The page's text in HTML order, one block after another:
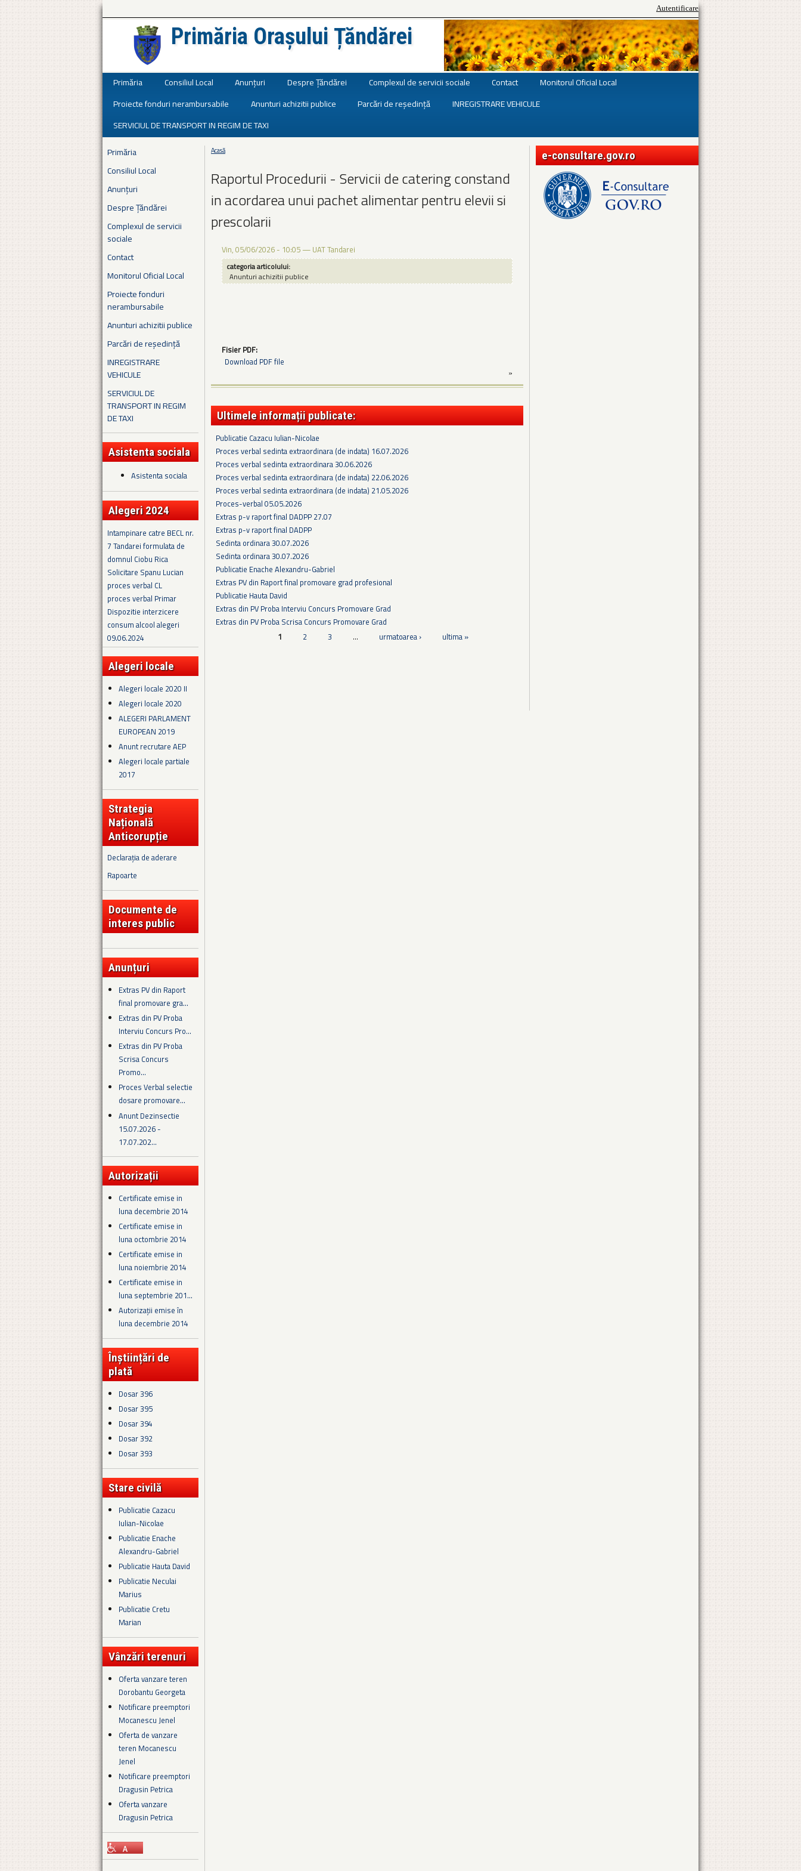
Autentificare
Primăria Orașului Țăndărei
Primăria Consiliul Local Anunțuri Despre Țăndărei Complexul de servicii sociale Contact
Monitorul Oficial Local
Proiecte fonduri nerambursabile
Anunturi achizitii publice Parcări de reședință
INREGISTRARE VEHICULE
SERVICIUL DE TRANSPORT IN REGIM DE TAXI
Primăria
Consiliul Local
Anunțuri
Despre Țăndărei
Complexul de servicii
sociale
Contact
Monitorul Oficial Local
Proiecte fonduri
nerambursabile
Anunturi achizitii publice
Parcări de reședință
INREGISTRARE
VEHICULE
SERVICIUL DE
TRANSPORT IN REGIM
DE TAXI
Asistenta sociala
Asistenta sociala
Alegeri 2024
Intampinare catre BECL nr.
7 Tandarei formulata de
domnul Ciobu Rica
Solicitare Spanu Lucian
proces verbal CL
proces verbal Primar
Dispozitie interzicere
consum alcool alegeri
09.06.2024
Alegeri locale
Alegeri locale 2020 II
Alegeri locale 2020
ALEGERI PARLAMENT
EUROPEAN 2019
Anunt recrutare AEP
Alegeri locale partiale
2017
Strategia
Națională
Anticorupție
Declarația de aderare
Rapoarte
Documente de
interes public
Anunțuri
Extras PV din Raport
final promovare gra...
Extras din PV Proba
Interviu Concurs Pro...
Extras din PV Proba
Scrisa Concurs
Promo...
Proces Verbal selectie
dosare promovare...
Anunt Dezinsectie
15.07.2026 -
17.07.202...
Autorizații
Certificate emise in
luna decembrie 2014
Certificate emise in
luna octombrie 2014
Certificate emise in
luna noiembrie 2014
Certificate emise in
luna septembrie 201...
Autorizații emise în
luna decembrie 2014
Înștiințări de
plată
Dosar 396
Dosar 395
Dosar 394
Dosar 392
Dosar 393
Stare civilă
Publicatie Cazacu
Iulian-Nicolae
Publicatie Enache
Alexandru-Gabriel
Publicatie Hauta David
Publicatie Neculai
Marius
Publicatie Cretu
Marian
Vânzări terenuri
Oferta vanzare teren
Dorobantu Georgeta
Notificare preemptori
Mocanescu Jenel
Oferta de vanzare
teren Mocanescu
Jenel
Notificare preemptori
Dragusin Petrica
Oferta vanzare
Dragusin Petrica
Eşti aici
Acasă
Raportul Procedurii - Servicii de catering constand
in acordarea unui pachet alimentar pentru elevii si
prescolarii
Vin, 05/06/2026 - 10:05 — UAT Tandarei
categoria articolului:
Anunturi achizitii publice
Fisier PDF:
Download PDF file
»
Ultimele informații publicate:
Publicatie Cazacu Iulian-Nicolae
Proces verbal sedinta extraordinara (de indata) 16.07.2026
Proces verbal sedinta extraordinara 30.06.2026
Proces verbal sedinta extraordinara (de indata) 22.06.2026
Proces verbal sedinta extraordinara (de indata) 21.05.2026
Proces-verbal 05.05.2026
Extras p-v raport final DADPP 27.07
Extras p-v raport final DADPP
Sedinta ordinara 30.07.2026
Sedinta ordinara 30.07.2026
Publicatie Enache Alexandru-Gabriel
Extras PV din Raport final promovare grad profesional
Publicatie Hauta David
Extras din PV Proba Interviu Concurs Promovare Grad
Extras din PV Proba Scrisa Concurs Promovare Grad
1 2 3 … urmatoarea › ultima »
e-consultare.gov.ro